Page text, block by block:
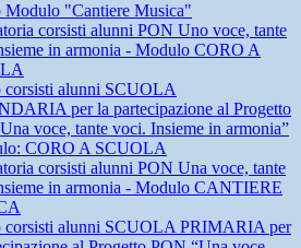
Modulo "Cantiere Musica"
corsisti alunni PON Uno voce, tante
in armonia - Modulo CORO A
corsisti alunni SCUOLA
per la partecipazione al Progetto
voce, tante voci. Insieme in armonia”
CORO A SCUOLA
corsisti alunni PON Una voce, tante
in armonia - Modulo CANTIERE
corsisti alunni SCUOLA PRIMARIA per